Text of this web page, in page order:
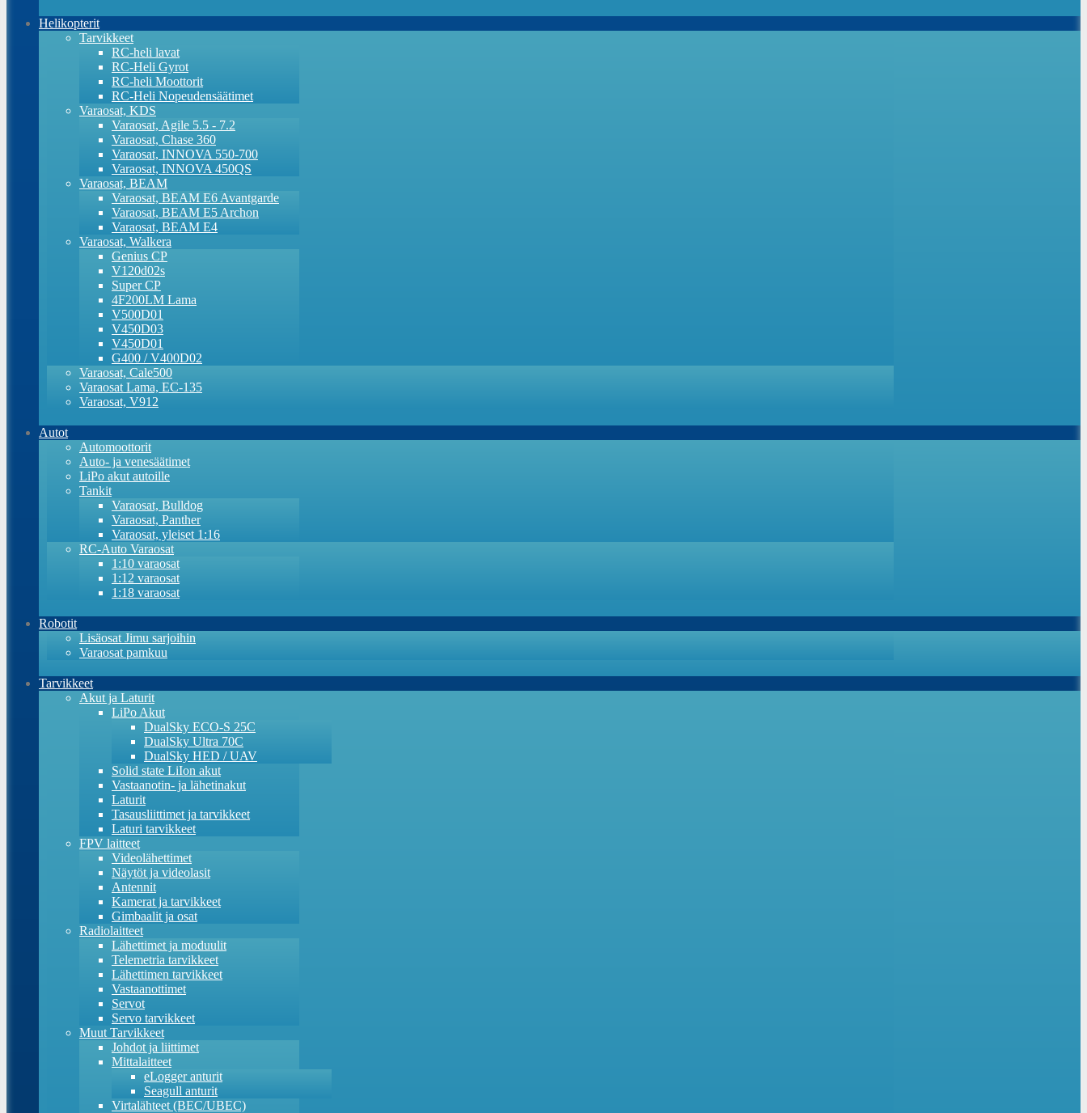
Helikopterit
Tarvikkeet
RC-heli lavat
RC-Heli Gyrot
RC-heli Moottorit
RC-Heli Nopeudensäätimet
Varaosat, KDS
Varaosat, Agile 5.5 - 7.2
Varaosat, Chase 360
Varaosat, INNOVA 550-700
Varaosat, INNOVA 450QS
Varaosat, BEAM
Varaosat, BEAM E6 Avantgarde
Varaosat, BEAM E5 Archon
Varaosat, BEAM E4
Varaosat, Walkera
Genius CP
V120d02s
Super CP
4F200LM Lama
V500D01
V450D03
V450D01
G400 / V400D02
Varaosat, Cale500
Varaosat Lama, EC-135
Varaosat, V912
Autot
Automoottorit
Auto- ja venesäätimet
LiPo akut autoille
Tankit
Varaosat, Bulldog
Varaosat, Panther
Varaosat, yleiset 1:16
RC-Auto Varaosat
1:10 varaosat
1:12 varaosat
1:18 varaosat
Robotit
Lisäosat Jimu sarjoihin
Varaosat pamkuu
Tarvikkeet
Akut ja Laturit
LiPo Akut
DualSky ECO-S 25C
DualSky Ultra 70C
DualSky HED / UAV
Solid state LiIon akut
Vastaanotin- ja lähetinakut
Laturit
Tasausliittimet ja tarvikkeet
Laturi tarvikkeet
FPV laitteet
Videolähettimet
Näytöt ja videolasit
Antennit
Kamerat ja tarvikkeet
Gimbaalit ja osat
Radiolaitteet
Lähettimet ja moduulit
Telemetria tarvikkeet
Lähettimen tarvikkeet
Vastaanottimet
Servot
Servo tarvikkeet
Muut Tarvikkeet
Johdot ja liittimet
Mittalaitteet
eLogger anturit
Seagull anturit
Virtalähteet (BEC/UBEC)